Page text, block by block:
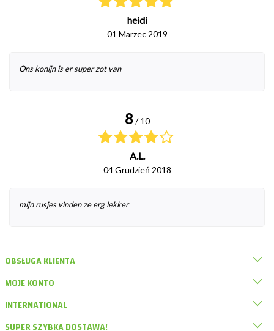
heidi
01 Marzec 2019
Ons konijn is er super zot van
8 / 10
A.L.
04 Grudzień 2018
mijn rusjes vinden ze erg lekker
OBSŁUGA KLIENTA
MOJE KONTO
INTERNATIONAL
SUPER SZYBKA DOSTAWA!